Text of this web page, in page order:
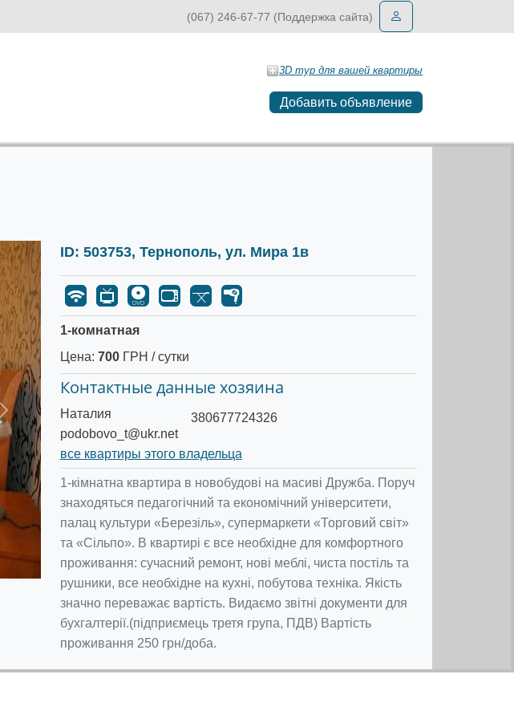
(067) 246-67-77 (Поддержка сайта)
3D тур для вашей квартиры
Добавить объявление
Следующее
ID: 503753, Тернополь, ул. Мира 1в
1-комнатная
Цена: 700ГРН / сутки
Контактные данные хозяина
Наталия
podobovo_t@ukr.net
380677724326
все квартиры этого владельца
1-кімнатна квартира в новобудові на масиві Дружба. Поруч
знаходяться педагогічний та економічний університети,
палац культури «Березіль», супермаркети «Торговий світ»
та «Сільпо». В квартирі є все необхідне для комфортного
проживання: сучасний ремонт, нові меблі, чиста постіль та
рушники, все необхідне на кухні, побутова техніка. Якість
значно переважає вартість. Видаємо звітні документи для
бухгалтерії.(підприємець третя група, ПДВ) Вартість
проживання 250 грн/доба.